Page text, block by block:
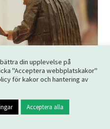
din upplevelse på
"Acceptera webbplatskakor"
för kakor och hantering av
Acceptera alla